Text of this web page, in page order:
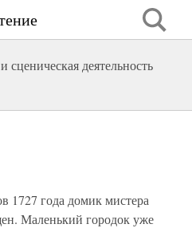
деятельность
1727 года домик мистера
Маленький городок уже